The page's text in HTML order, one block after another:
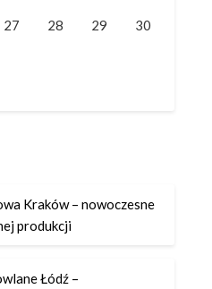
27 28 29 30
Kraków – nowoczesne
produkcji
Łódź –